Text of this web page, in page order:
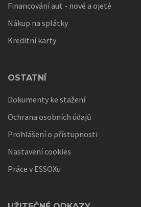
Financování aut - nové a ojeté
Nákup na splátky
Kreditní karty
OSTATNÍ
Dokumenty ke stažení
Ochrana osobních údajů
Prohlášení o přístupnosti
Nastavení cookies
Práce v ESSOXu